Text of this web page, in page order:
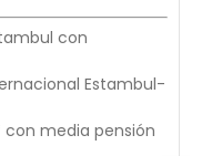
con
Estambul-
media pensión